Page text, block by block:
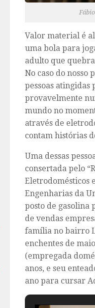
Valor material é
uma bola para
adulto que
No caso do nosso
pessoas atingidas
provavelmente
mundo no
através de
contam histórias
Uma dessas
consertada pelo
Eletrodomésticos
Engenharias da
posto de gasolina
de vendas
família no bairro
enchentes de
(empregada
anos, e seu
ano para cursar